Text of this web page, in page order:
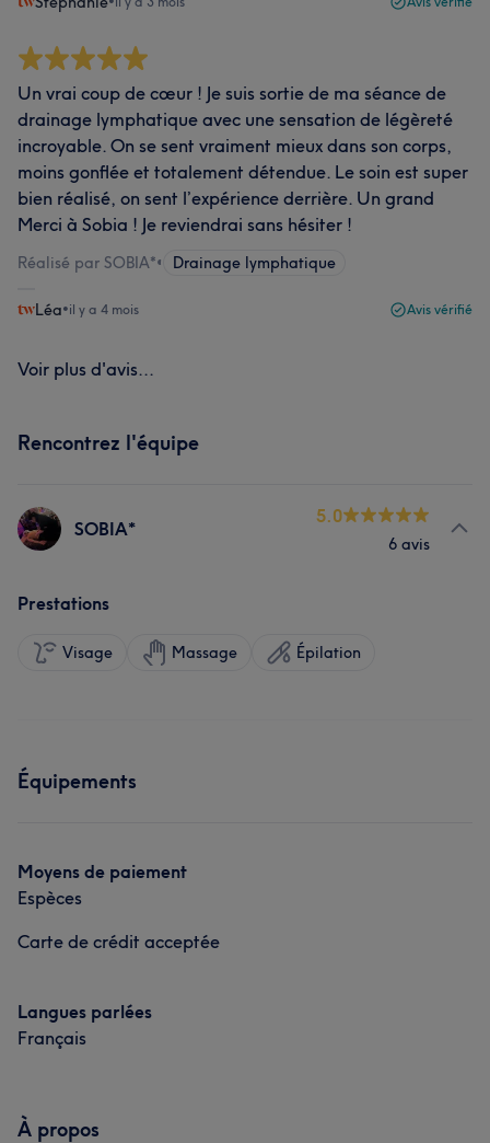
Un vrai coup de cœur ! Je suis sortie de ma séance de
drainage lymphatique avec une sensation de légèreté
incroyable. On se sent vraiment mieux dans son corps,
moins gonflée et totalement détendue. Le soin est super
bien réalisé, on sent l’expérience derrière. Un grand
Merci à Sobia ! Je reviendrai sans hésiter !
Réalisé par SOBIA*• Drainage lymphatique
Léa•il y a 4 mois Avis vérifié
Voir plus d'avis...
Rencontrez l'équipe
SOBIA*
5.0
6 avis
Prestations
Visage Massage Épilation
Équipements
Moyens de paiement
Espèces
Carte de crédit acceptée
Langues parlées
Français
À propos